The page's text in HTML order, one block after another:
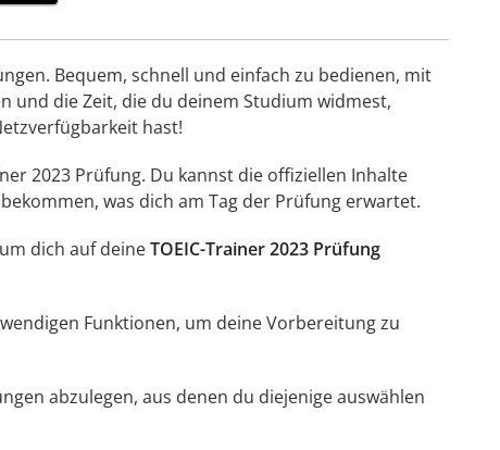
Bequem, schnell und einfach zu bedienen, mit
und die Zeit, die du deinem Studium widmest,
hast!
2023 Prüfung. Du kannst die offiziellen Inhalte
was dich am Tag der Prüfung erwartet.
dich auf deineTOEIC-Trainer 2023 Prüfung
Funktionen, um deine Vorbereitung zu
abzulegen, aus denen du diejenige auswählen